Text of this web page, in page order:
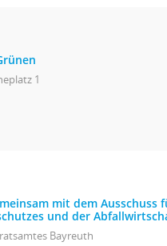
1
mit dem
und der
Bayreuth